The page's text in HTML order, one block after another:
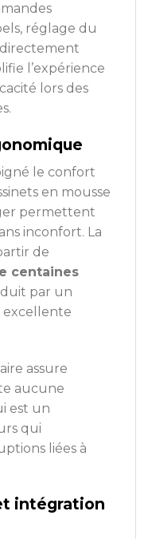
réglage du
l’expérience
lors des
le confort
en mousse
permettent
inconfort. La
de
centaines
par un
assure
aucune
est un
qui
liées à
intégration